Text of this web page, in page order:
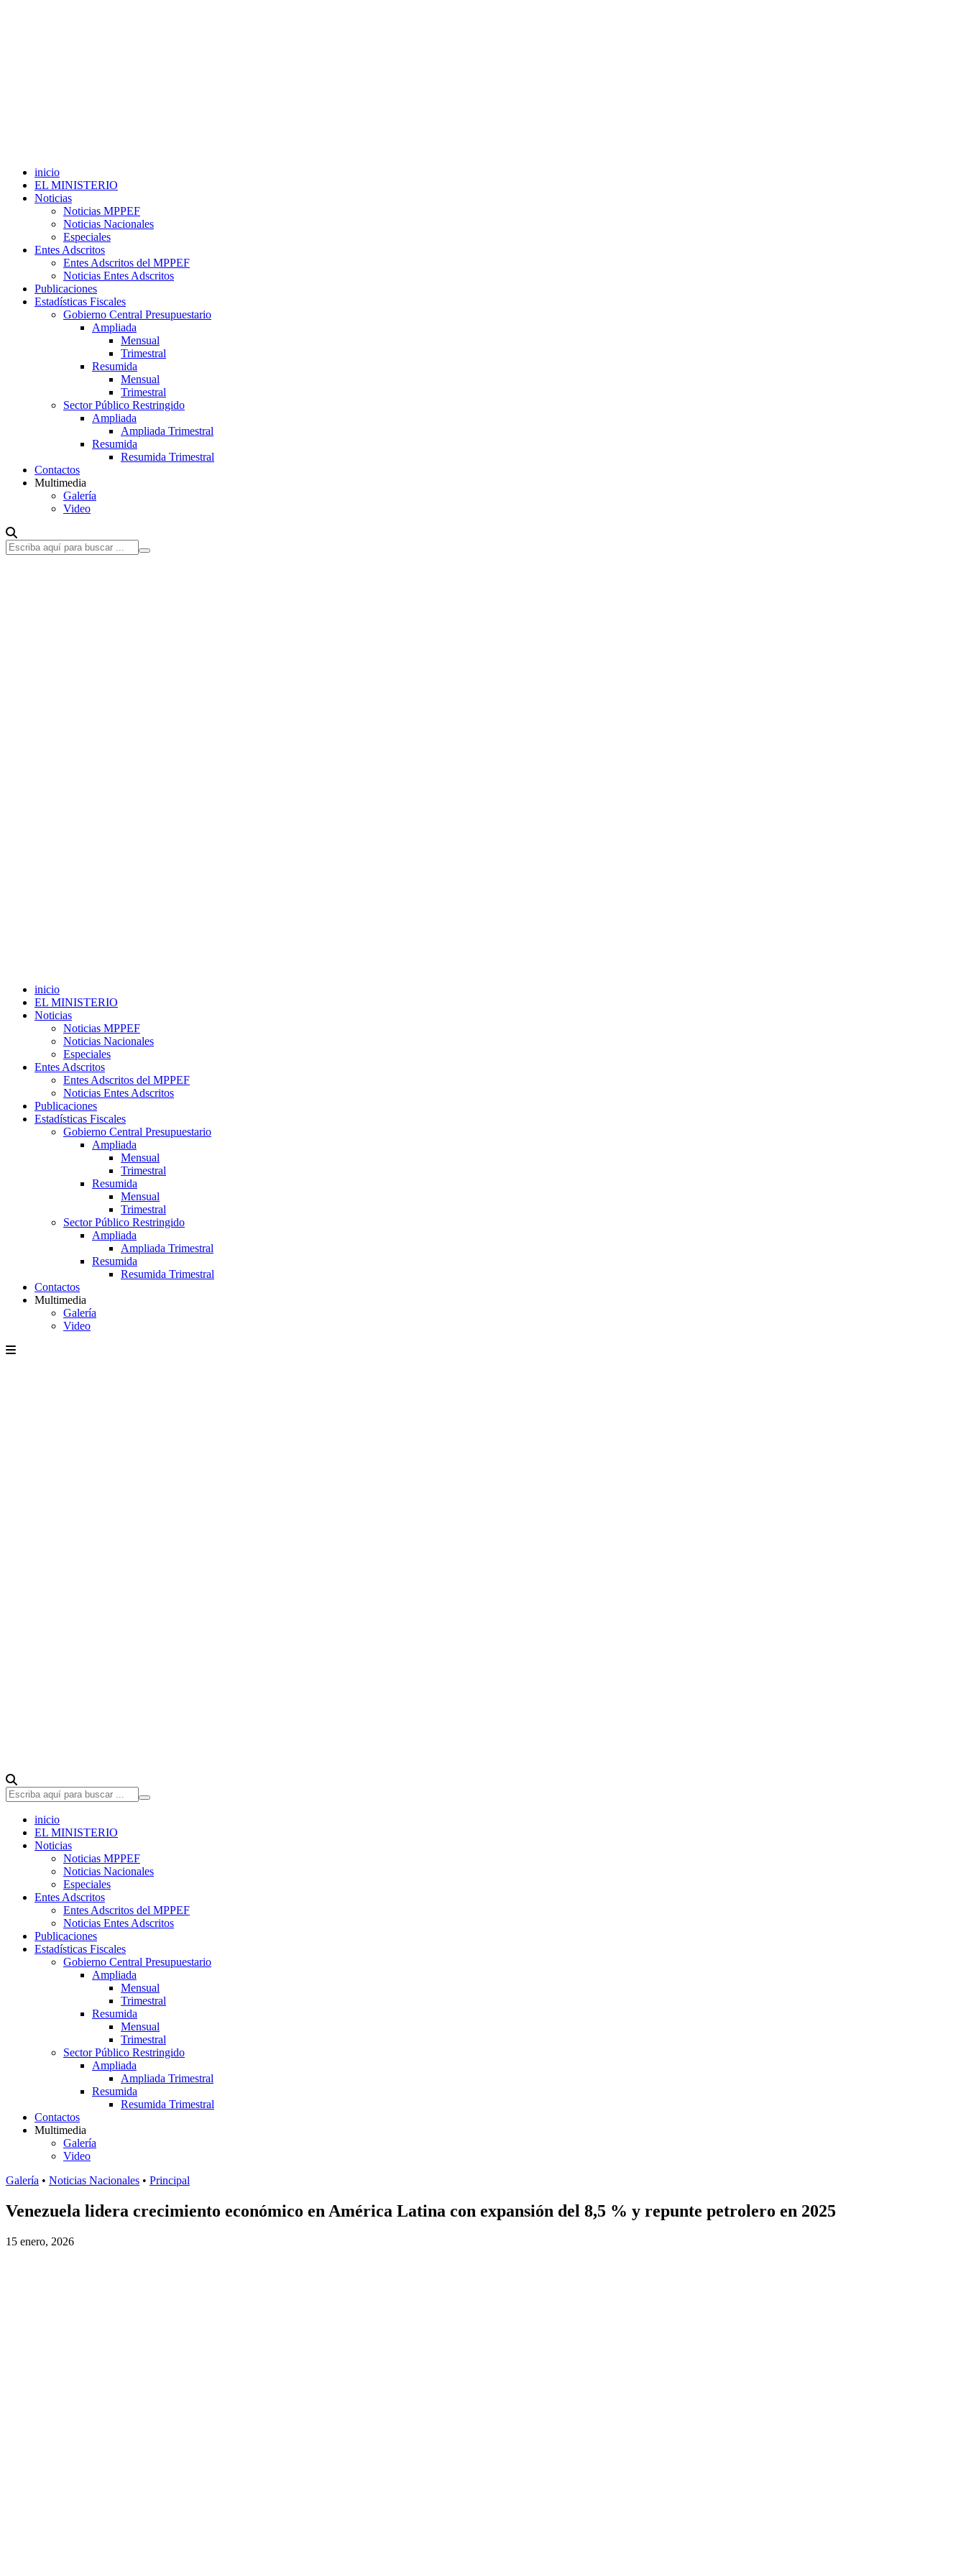
inicio
EL MINISTERIO
Noticias
Noticias MPPEF
Noticias Nacionales
Especiales
Entes Adscritos
Entes Adscritos del MPPEF
Noticias Entes Adscritos
Publicaciones
Estadísticas Fiscales
Gobierno Central Presupuestario
Ampliada
Mensual
Trimestral
Resumida
Mensual
Trimestral
Sector Público Restringido
Ampliada
Ampliada Trimestral
Resumida
Resumida Trimestral
Contactos
Multimedia
Galería
Video
inicio
EL MINISTERIO
Noticias
Noticias MPPEF
Noticias Nacionales
Especiales
Entes Adscritos
Entes Adscritos del MPPEF
Noticias Entes Adscritos
Publicaciones
Estadísticas Fiscales
Gobierno Central Presupuestario
Ampliada
Mensual
Trimestral
Resumida
Mensual
Trimestral
Sector Público Restringido
Ampliada
Ampliada Trimestral
Resumida
Resumida Trimestral
Contactos
Multimedia
Galería
Video
inicio
EL MINISTERIO
Noticias
Noticias MPPEF
Noticias Nacionales
Especiales
Entes Adscritos
Entes Adscritos del MPPEF
Noticias Entes Adscritos
Publicaciones
Estadísticas Fiscales
Gobierno Central Presupuestario
Ampliada
Mensual
Trimestral
Resumida
Mensual
Trimestral
Sector Público Restringido
Ampliada
Ampliada Trimestral
Resumida
Resumida Trimestral
Contactos
Multimedia
Galería
Video
Galería • Noticias Nacionales • Principal
Venezuela lidera crecimiento económico en América Latina con expansión del 8,5 % y repunte petrolero en 2025
15 enero, 2026